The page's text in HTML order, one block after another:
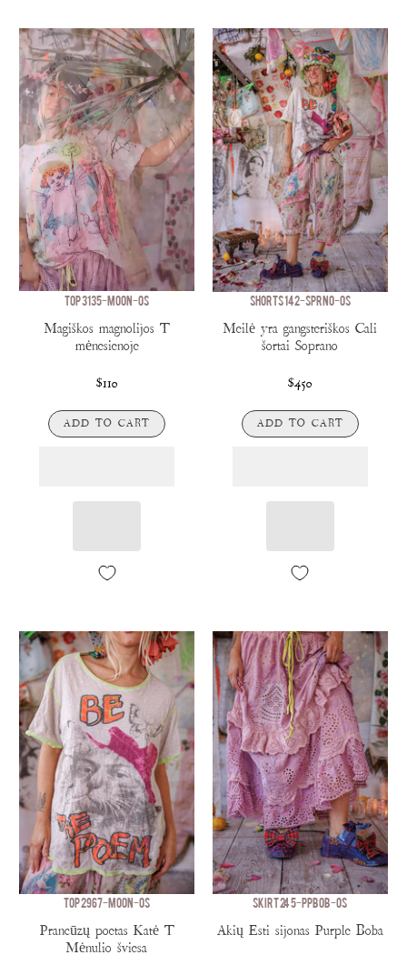
TOP 3135-MOON-OS
Magiškos magnolijos T
mėnesienoje
$110
ADD TO CART
SHORTS 142-SPRNO-OS
Meilė yra gangsteriškos Cali
šortai Soprano
$450
ADD TO CART
TOP 2967-MOON-OS
Prancūzų poetas Katė T
Mėnulio šviesa
SKIRT 245-PPBOB-OS
Akių Esti sijonas Purple Boba